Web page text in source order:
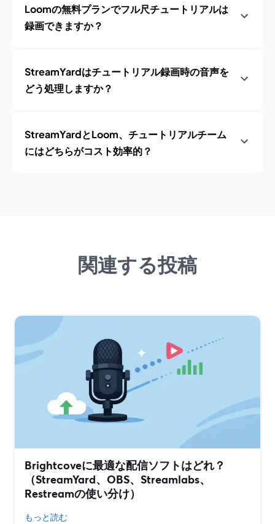
Loomの無料プランでフル尺チュートリアルは
録画できますか？
StreamYardはチュートリアル録画時の音声を
どう処理しますか？
StreamYardとLoom、チュートリアルチーム
にはどちらがコスト効率的？
関連する投稿
Brightcoveに最適な配信ソフトはどれ？
（StreamYard、OBS、Streamlabs、
Restreamの使い分け）
もっと読む